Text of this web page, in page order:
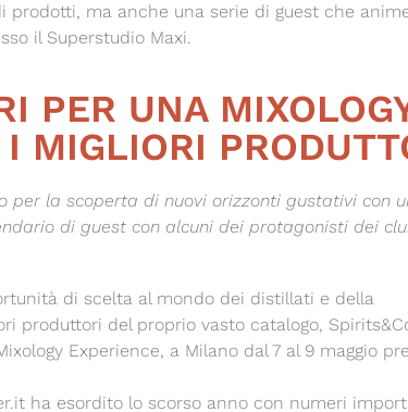
prodotti, ma anche una serie di guest che
il Superstudio Maxi.
PER UNA
MIGLIORI
per la scoperta di nuovi orizzonti gustativi con
di guest con alcuni dei protagonisti dei
di scelta al mondo dei distillati e della
produttori del proprio vasto catalogo,
Experience, a Milano dal 7 al 9 maggio
ha esordito lo scorso anno con numeri